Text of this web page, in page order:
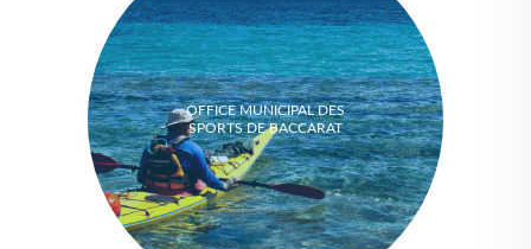
OFFICE MUNICIPAL DES
SPORTS DE BACCARAT